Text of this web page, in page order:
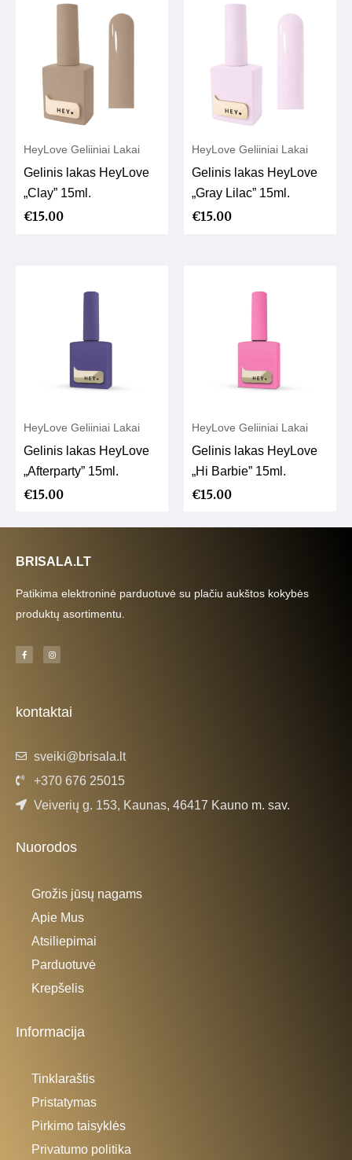
HeyLove Geliiniai Lakai
Gelinis lakas HeyLove
„Clay” 15ml.
€15.00
HeyLove Geliiniai Lakai
Gelinis lakas HeyLove
„Gray Lilac” 15ml.
€15.00
HeyLove Geliiniai Lakai
Gelinis lakas HeyLove
„Afterparty” 15ml.
€15.00
HeyLove Geliiniai Lakai
Gelinis lakas HeyLove
„Hi Barbie” 15ml.
€15.00
BRISALA.LT
Patikima elektroninė parduotuvė su plačiu aukštos kokybės
produktų asortimentu.
F
a
c
-
f
I
n
s
m
kontaktai
sveiki@brisala.lt
+370 676 25015
Veiverių g. 153, Kaunas, 46417 Kauno m. sav.
Nuorodos
Grožis jūsų nagams
Apie Mus
Atsiliepimai
Parduotuvė
Krepšelis
Informacija
Tinklaraštis
Pristatymas
Pirkimo taisyklės
Privatumo politika